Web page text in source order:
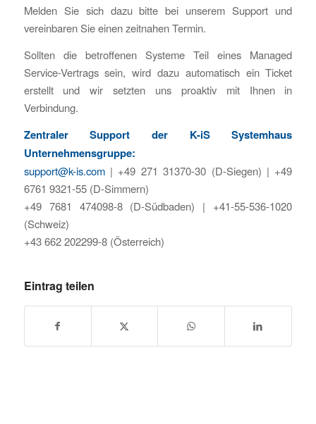
Melden Sie sich dazu bitte bei unserem Support und
vereinbaren Sie einen zeitnahen Termin.
Sollten die betroffenen Systeme Teil eines Managed
Service-Vertrags sein, wird dazu automatisch ein Ticket
erstellt und wir setzten uns proaktiv mit Ihnen in
Verbindung.
Zentraler Support der K-iS Systemhaus
Unternehmensgruppe:
support@k-is.com| +49 271 31370-30 (D-Siegen) | +49
6761 9321-55 (D-Simmern)
+49 7681 474098-8 (D-Südbaden) | +41-55-536-1020
(Schweiz)
+43 662 202299-8 (Österreich)
Eintrag teilen